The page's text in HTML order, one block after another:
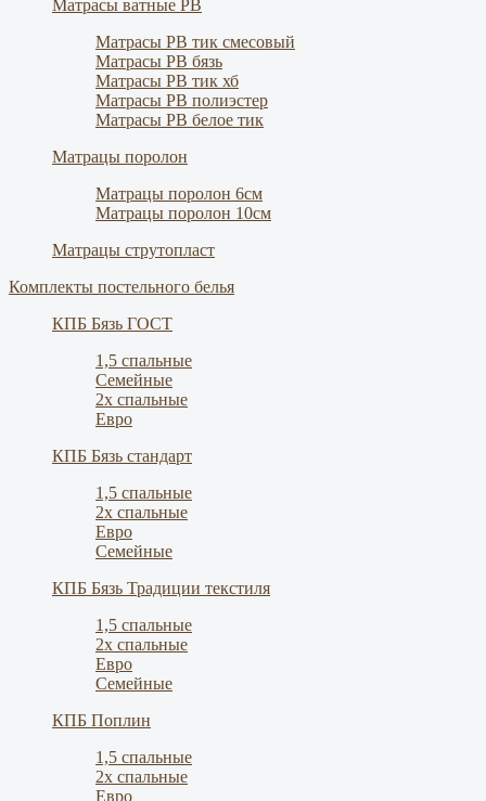
Матрасы ватные РВ
Матрасы РВ тик смесовый
Матрасы РВ бязь
Матрасы РВ тик хб
Матрасы РВ полиэстер
Матрасы РВ белое тик
Матрацы поролон
Матрацы поролон 6см
Матрацы поролон 10см
Матрацы струтопласт
Комплекты постельного белья
КПБ Бязь ГОСТ
1,5 спальные
Семейные
2х спальные
Евро
КПБ Бязь стандарт
1,5 спальные
2х спальные
Евро
Семейные
КПБ Бязь Традиции текстиля
1,5 спальные
2х спальные
Евро
Семейные
КПБ Поплин
1,5 спальные
2х спальные
Евро